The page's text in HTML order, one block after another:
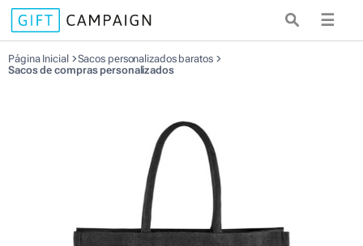
☰
Página Inicial
Sacos personalizados baratos
Sacos de compras personalizados